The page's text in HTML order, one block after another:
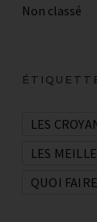
Non classé
LES
LES
QUOI